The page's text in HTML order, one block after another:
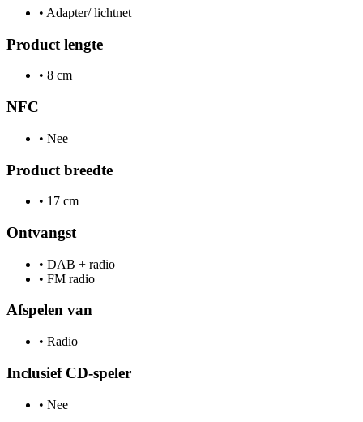
• Adapter/ lichtnet
Product lengte
• 8 cm
NFC
• Nee
Product breedte
• 17 cm
Ontvangst
• DAB + radio
• FM radio
Afspelen van
• Radio
Inclusief CD-speler
• Nee